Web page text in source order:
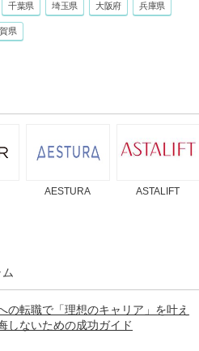
千葉県 埼玉県 大阪府 兵庫県
県
AESTURA ASTALIFT
の転職で「理想のキャリア」を叶え
しないための成功ガイド